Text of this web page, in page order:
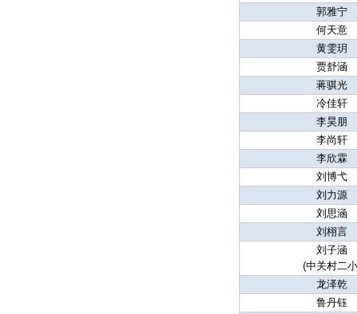
郭雅宁
何天意
黄雯玥
贾舒涵
蒋骐光
冷佳轩
李昊朋
李尚轩
李欣霖
刘博弋
刘力源
刘思涵
刘栩言
刘子涵
(中关村二
龙泽乾
鲁丹钰